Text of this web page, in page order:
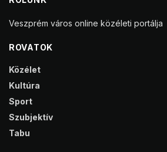
Veszprém város online közéleti portálja
ROVATOK
Közélet
Kultúra
Sport
Szubjektív
Tabu